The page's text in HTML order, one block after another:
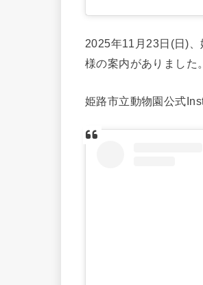
2025年11月23日(日)
様の案内がありました
姫路市立動物園公式